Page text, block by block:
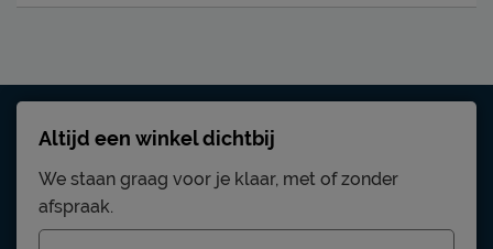
Altijd een winkel dichtbij
We staan graag voor je klaar, met of zonder
afspraak.